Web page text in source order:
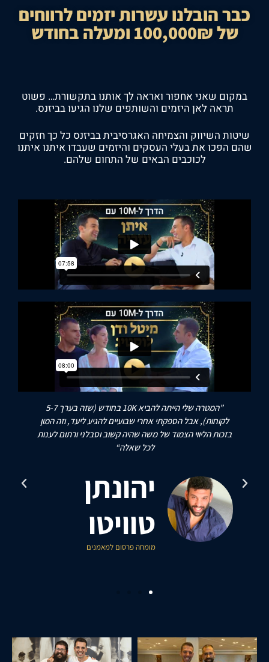
כבר הובלנו עשרות יזמים לרווחים
של 100,000₪ ומעלה בחודש
במקום שאני אחפור ואראה לך אותנו בתקשורת… פשוט
תראה לאן היזמים והשותפים שלנו הגיעו בביזנס.
שיטות השיווק והצמיחה האגרסיבית בביזנס כל כך חזקים
שהם הפכו את בעלי העסקים והיזמים שעבדו איתנו איתנו
לכוכבים הבאים של התחום שלהם.
”המטרה שלי הייתה להביא 10K בחודש (שזה בערך 5-7
לקוחות), אבל הספקתי אחרי שבועיים להגיע ליעד, וזה המון
בזכות הליווי הצמוד של משה שהיה קשוב וסבלני ורתום לענות
לכל שאלה“
יהונתן
טוויטו
מומחה פרסום למאמנים